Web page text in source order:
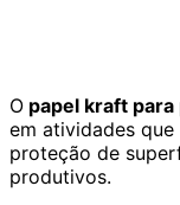
O papel kraft
em atividades
proteção de
produtivos.